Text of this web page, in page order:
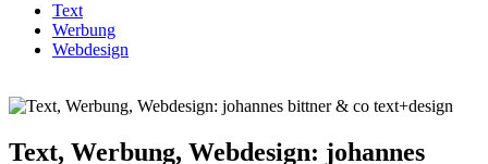
Text
Werbung
Webdesign
Text, Werbung, Webdesign: johannes